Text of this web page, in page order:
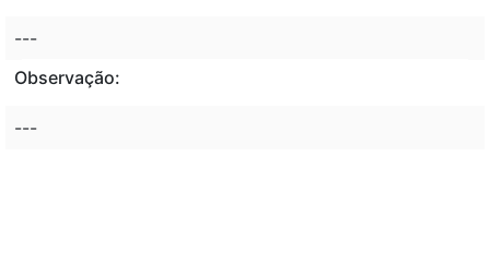
---
Observação:
---